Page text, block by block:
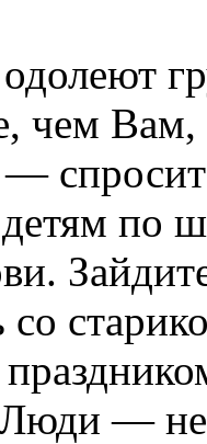
чем
—
по
— не